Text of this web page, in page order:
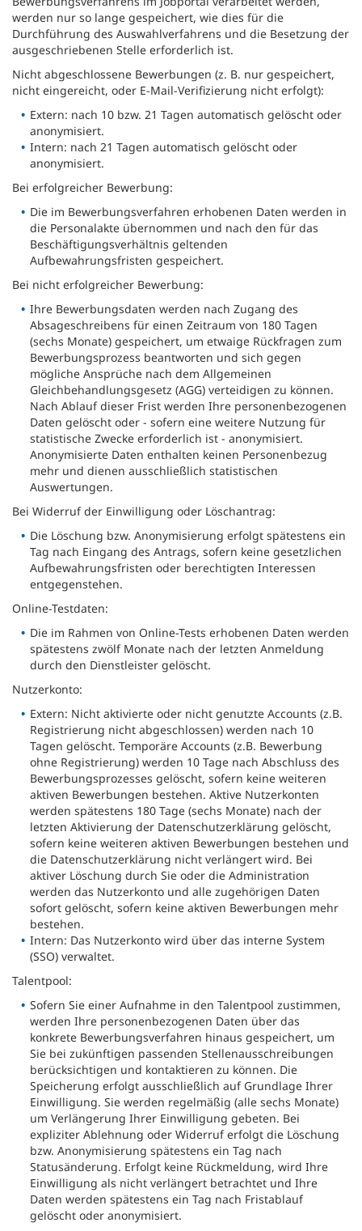
werden nur so lange gespeichert, wie dies für die
Durchführung des Auswahlverfahrens und die Besetzung der
ausgeschriebenen Stelle erforderlich ist.
Nicht abgeschlossene Bewerbungen (z. B. nur gespeichert,
nicht eingereicht, oder E-Mail-Verifizierung nicht erfolgt):
Extern: nach 10 bzw. 21 Tagen automatisch gelöscht oder
anonymisiert.
Intern: nach 21 Tagen automatisch gelöscht oder
anonymisiert.
Bei erfolgreicher Bewerbung:
Die im Bewerbungsverfahren erhobenen Daten werden in
die Personalakte übernommen und nach den für das
Beschäftigungsverhältnis geltenden
Aufbewahrungsfristen gespeichert.
Bei nicht erfolgreicher Bewerbung:
Ihre Bewerbungsdaten werden nach Zugang des
Absageschreibens für einen Zeitraum von 180 Tagen
(sechs Monate) gespeichert, um etwaige Rückfragen zum
Bewerbungsprozess beantworten und sich gegen
mögliche Ansprüche nach dem Allgemeinen
Gleichbehandlungsgesetz (AGG) verteidigen zu können.
Nach Ablauf dieser Frist werden Ihre personenbezogenen
Daten gelöscht oder - sofern eine weitere Nutzung für
statistische Zwecke erforderlich ist - anonymisiert.
Anonymisierte Daten enthalten keinen Personenbezug
mehr und dienen ausschließlich statistischen
Auswertungen.
Bei Widerruf der Einwilligung oder Löschantrag:
Die Löschung bzw. Anonymisierung erfolgt spätestens ein
Tag nach Eingang des Antrags, sofern keine gesetzlichen
Aufbewahrungsfristen oder berechtigten Interessen
entgegenstehen.
Online-Testdaten:
Die im Rahmen von Online-Tests erhobenen Daten werden
spätestens zwölf Monate nach der letzten Anmeldung
durch den Dienstleister gelöscht.
Nutzerkonto:
Extern: Nicht aktivierte oder nicht genutzte Accounts (z.B.
Registrierung nicht abgeschlossen) werden nach 10
Tagen gelöscht. Temporäre Accounts (z.B. Bewerbung
ohne Registrierung) werden 10 Tage nach Abschluss des
Bewerbungsprozesses gelöscht, sofern keine weiteren
aktiven Bewerbungen bestehen. Aktive Nutzerkonten
werden spätestens 180 Tage (sechs Monate) nach der
letzten Aktivierung der Datenschutzerklärung gelöscht,
sofern keine weiteren aktiven Bewerbungen bestehen und
die Datenschutzerklärung nicht verlängert wird. Bei
aktiver Löschung durch Sie oder die Administration
werden das Nutzerkonto und alle zugehörigen Daten
sofort gelöscht, sofern keine aktiven Bewerbungen mehr
bestehen.
Intern: Das Nutzerkonto wird über das interne System
(SSO) verwaltet.
Talentpool:
Sofern Sie einer Aufnahme in den Talentpool zustimmen,
werden Ihre personenbezogenen Daten über das
konkrete Bewerbungsverfahren hinaus gespeichert, um
Sie bei zukünftigen passenden Stellenausschreibungen
berücksichtigen und kontaktieren zu können. Die
Speicherung erfolgt ausschließlich auf Grundlage Ihrer
Einwilligung. Sie werden regelmäßig (alle sechs Monate)
um Verlängerung Ihrer Einwilligung gebeten. Bei
expliziter Ablehnung oder Widerruf erfolgt die Löschung
bzw. Anonymisierung spätestens ein Tag nach
Statusänderung. Erfolgt keine Rückmeldung, wird Ihre
Einwilligung als nicht verlängert betrachtet und Ihre
Daten werden spätestens ein Tag nach Fristablauf
gelöscht oder anonymisiert.